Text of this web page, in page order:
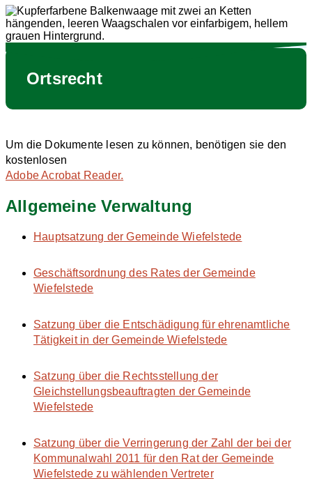
Ortsrecht
Um die Dokumente lesen zu können, benötigen sie den
kostenlosen
Adobe Acrobat Reader.
Allgemeine Verwaltung
Hauptsatzung der Gemeinde Wiefelstede
Geschäftsordnung des Rates der Gemeinde
Wiefelstede
Satzung über die Entschädigung für ehrenamtliche
Tätigkeit in der Gemeinde Wiefelstede
Satzung über die Rechtsstellung der
Gleichstellungsbeauftragten der Gemeinde
Wiefelstede
Satzung über die Verringerung der Zahl der bei der
Kommunalwahl 2011 für den Rat der Gemeinde
Wiefelstede zu wählenden Vertreter